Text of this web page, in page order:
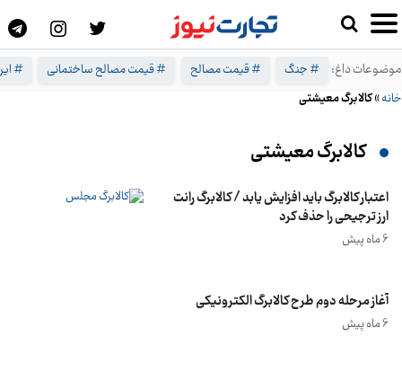
موضوعات داغ: # جنگ # قیمت مصالح # قیمت مصالح ساختمانی #
خانه»کالابرگ معیشتی
کالابرگ معیشتی
اعتبار کالابرگ باید افزایش یابد / کالابرگ رانت
ارز ترجیحی را حذف کرد
6 ماه پیش
آغاز مرحله دوم طرح کالابرگ الکترونیکی
6 ماه پیش